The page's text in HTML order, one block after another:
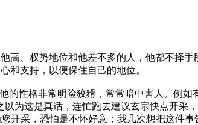
、权势地位和他差不多的人，他都不择
和支持，以便保住自己的地位。
性格非常明险狡猾，常常暗中害人。例如
为这是真话，连忙跑去建议玄宗快点开采
开采，恐怕是不怀好意；我几次想把这件